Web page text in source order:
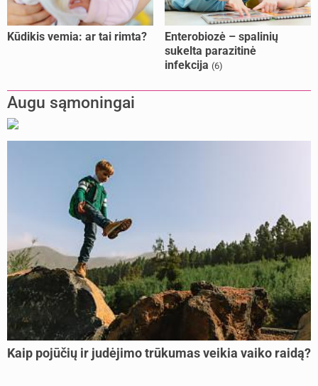
Kūdikis vemia: ar tai rimta?
Enterobiozė – spalinių
sukelta parazitinė
infekcija (6)
Augu sąmoningai
Kaip pojūčių ir judėjimo trūkumas veikia vaiko raidą?